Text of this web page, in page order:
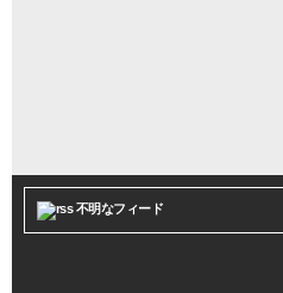
不明なフィード